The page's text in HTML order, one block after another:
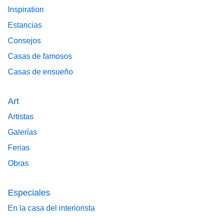
Inspiration
Estancias
Consejos
Casas de famosos
Casas de ensueño
Art
Artistas
Galerías
Ferias
Obras
Especiales
En la casa del interiorista